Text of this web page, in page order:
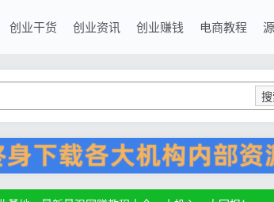
创业干货 创业资讯 创业赚钱 电商教程
地，最新最强网赚教程大全，小投入，大回报！
地，最新最强网赚教程大全，小投入，大回报！